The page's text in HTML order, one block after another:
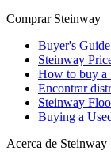
Comprar Steinway
Buyer's Guide
Steinway
How to buy a
Encontrar
Steinway
Buying a
Acerca de Steinway